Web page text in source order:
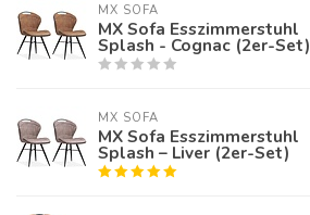
MX SOFA
MX Sofa Esszimmerstuhl
Splash - Cognac (2er-Set)
MX SOFA
MX Sofa Esszimmerstuhl
Splash – Liver (2er-Set)